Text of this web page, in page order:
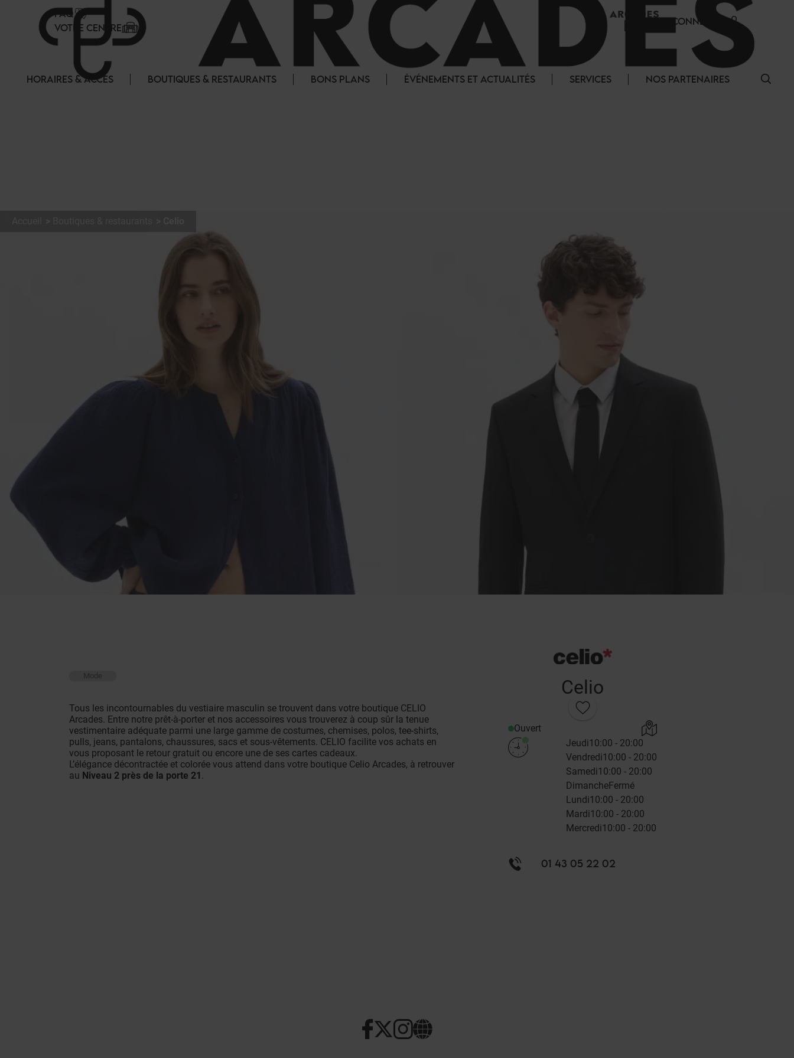
FAQ
VOTRE CENTRE
SE CONNECTER
HORAIRES & ACCES BOUTIQUES & RESTAURANTS BONS PLANS ÉVÉNEMENTS ET ACTUALITÉS SERVICES NOS PARTENAIRES
Celio
Ouvert
Jeudi10:00 - 20:00
Vendredi10:00 - 20:00
Samedi10:00 - 20:00
DimancheFermé
Lundi10:00 - 20:00
Mardi10:00 - 20:00
Mercredi10:00 - 20:00
01 43 05 22 02
Mode
Tous les incontournables du vestiaire masculin se trouvent dans votre boutique CELIO
Arcades. Entre notre prêt-à-porter et nos accessoires vous trouverez à coup sûr la tenue
vestimentaire adéquate parmi une large gamme de costumes, chemises, polos, tee-shirts,
pulls, jeans, pantalons, chaussures, sacs et sous-vêtements. CELIO facilite vos achats en
vous proposant le retour gratuit ou encore une de ses cartes cadeaux.
L’élégance décontractée et colorée vous attend dans votre boutique Celio Arcades, à retrouver
au Niveau 2 près de la porte 21 .
Panneau de gestion des cookies